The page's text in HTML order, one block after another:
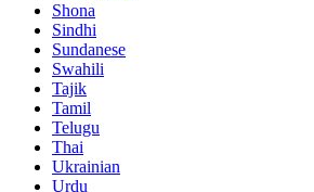
Shona
Sindhi
Sundanese
Swahili
Tajik
Tamil
Telugu
Thai
Ukrainian
Urdu